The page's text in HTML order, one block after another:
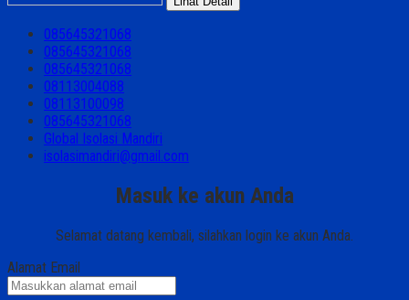
085645321068
085645321068
085645321068
08113004088
08113100098
085645321068
Global Isolasi Mandiri
isolasimandiri@gmail.com
Masuk ke akun Anda
Selamat datang kembali, silahkan login ke akun Anda.
Alamat Email